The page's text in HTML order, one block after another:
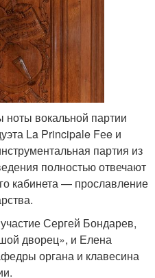
вокальной партии
La Principale Fеe и
партия из
полностью отвечают
кабинета — прославление
Сергей Бондарев,
дворец», и Елена
органа и клавесина